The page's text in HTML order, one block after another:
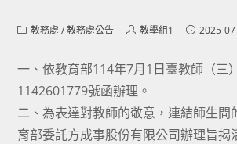
Post教務處 / 教務處公告
Post教學組1
Post2025-
一、依教育部114年7月1日臺教師（三
1142601779號函辦理。
二、為表達對教師的敬意，連結師生間
育部委託方成事股份有限公司辦理旨揭